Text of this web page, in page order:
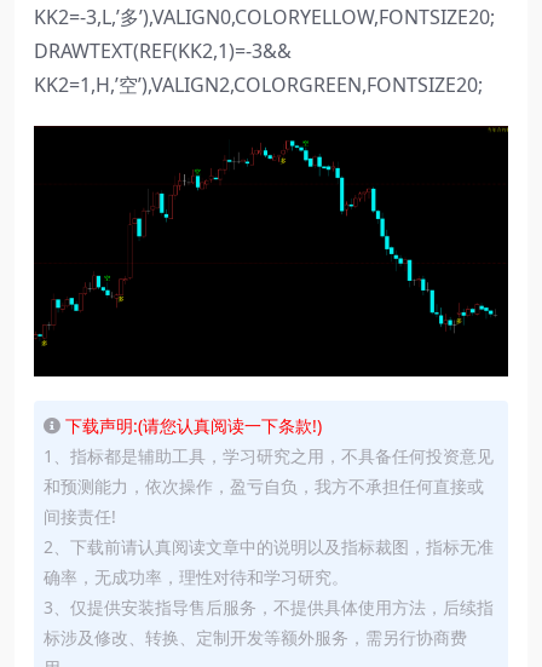
KK2=-3,L,’多’),VALIGN0,COLORYELLOW,FONTSIZE20;
DRAWTEXT(REF(KK2,1)=-3&&
KK2=1,H,’空’),VALIGN2,COLORGREEN,FONTSIZE20;
下载声明:(请您认真阅读一下条款!)
1、指标都是辅助工具，学习研究之用，不具备任何投资意见
和预测能力，依次操作，盈亏自负，我方不承担任何直接或
间接责任!
2、下载前请认真阅读文章中的说明以及指标裁图，指标无准
确率，无成功率，理性对待和学习研究。
3、仅提供安装指导售后服务，不提供具体使用方法，后续指
标涉及修改、转换、定制开发等额外服务，需另行协商费